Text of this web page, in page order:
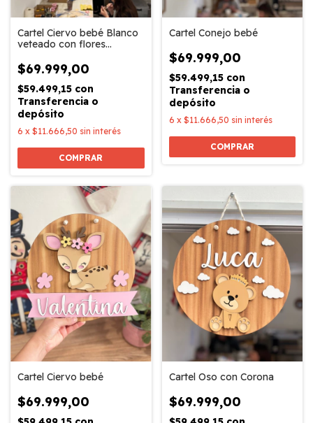
Cartel Ciervo bebé Blanco
veteado con flores
$69.999,00
$59.499,15 con
Transferencia o
depósito
6 x $11.666,50 sin interés
COMPRAR
Cartel Conejo bebé
$69.999,00
$59.499,15 con
Transferencia o
depósito
6 x $11.666,50 sin interés
COMPRAR
Cartel Ciervo bebé
$69.999,00
Cartel Oso con Corona
$69.999,00